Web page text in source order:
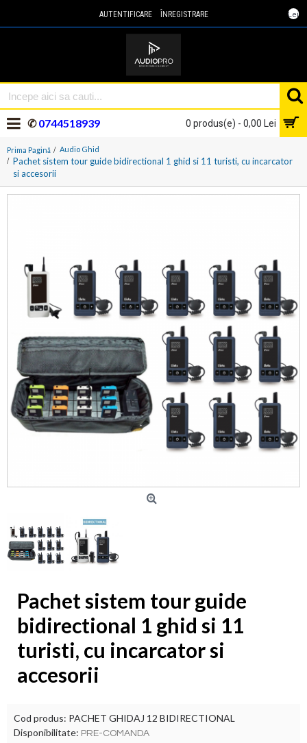
Lei
AUTENTIFICARE ÎNREGISTRARE
0 produs(e) - 0,00 Lei
✆0744518939
Prima Pagină Audio Ghid
Pachet sistem tour guide bidirectional 1 ghid si 11 turisti, cu incarcator
si accesorii
Pachet sistem tour guide
bidirectional 1 ghid si 11
turisti, cu incarcator si
accesorii
Cod produs: PACHET GHIDAJ 12 BIDIRECTIONAL
Disponibilitate: PRE-COMANDA